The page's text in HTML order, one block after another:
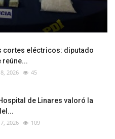
cortes eléctricos: diputado
reúne...
2026 45
de Linares valoró la
2026 109